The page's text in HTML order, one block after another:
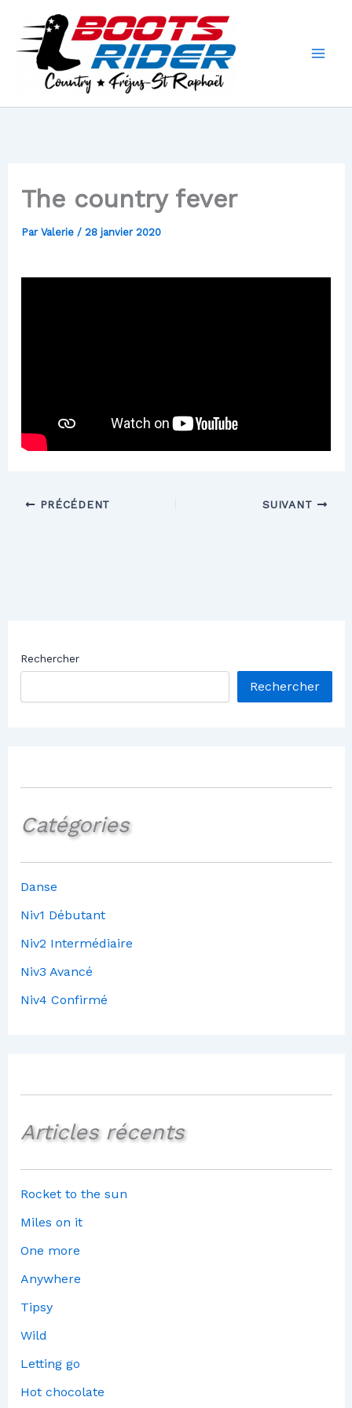
contenu
The country fever
ParValerie /28 janvier 2020
PRÉCÉDENT SUIVANT
Rechercher
Rechercher
Catégories
Danse
Niv1 Débutant
Niv2 Intermédiaire
Niv3 Avancé
Niv4 Confirmé
Articles récents
Rocket to the sun
Miles on it
One more
Anywhere
Tipsy
Wild
Letting go
Hot chocolate